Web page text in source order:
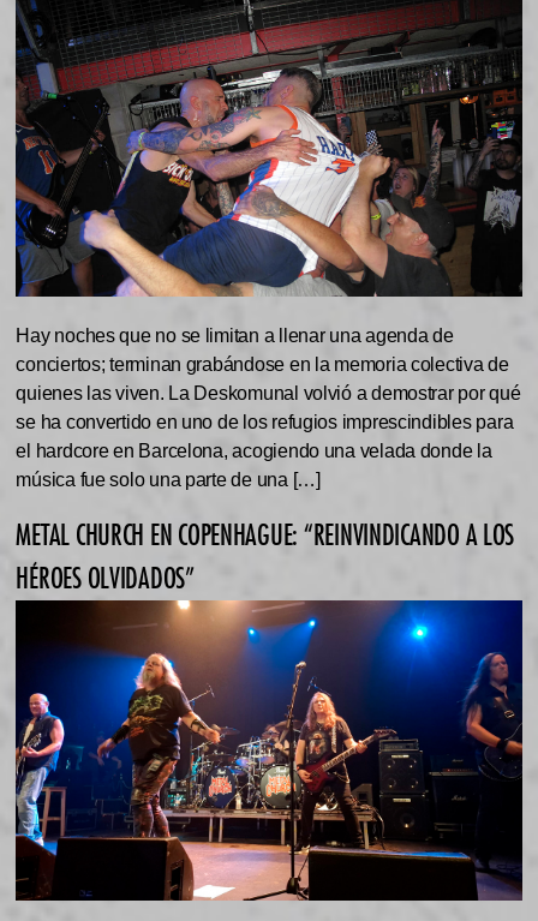
Hay noches que no se limitan a llenar una agenda de
conciertos; terminan grabándose en la memoria colectiva de
quienes las viven. La Deskomunal volvió a demostrar por qué
se ha convertido en uno de los refugios imprescindibles para
el hardcore en Barcelona, acogiendo una velada donde la
música fue solo una parte de una […]
METAL CHURCH EN COPENHAGUE: “REINVINDICANDO A LOS
HÉROES OLVIDADOS”